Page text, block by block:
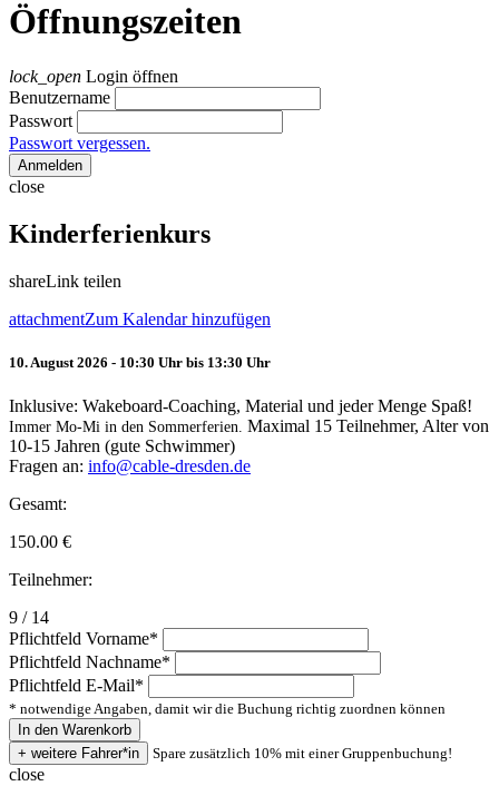
Öffnungszeiten
lock_open Login öffnen
Benutzername
Passwort
Passwort vergessen.
Anmelden
close
Kinderferienkurs
shareLink teilen
attachmentZum Kalendar hinzufügen
10. August 2026 - 10:30 Uhr bis 13:30 Uhr
Inklusive: Wakeboard-Coaching, Material und jeder Menge Spaß!
Immer Mo-Mi in den Sommerferien. Maximal 15 Teilnehmer, Alter von
10-15 Jahren (gute Schwimmer)
Fragen an: info@cable-dresden.de
Gesamt:
150.00 €
Teilnehmer:
9 / 14
Pflichtfeld Vorname*
Pflichtfeld Nachname*
Pflichtfeld E-Mail*
* notwendige Angaben, damit wir die Buchung richtig zuordnen können
Spare zusätzlich 10% mit einer Gruppenbuchung!
close